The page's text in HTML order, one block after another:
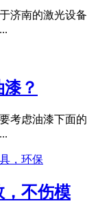
济南的激光设备
？
考虑油漆下面的
，不伤模